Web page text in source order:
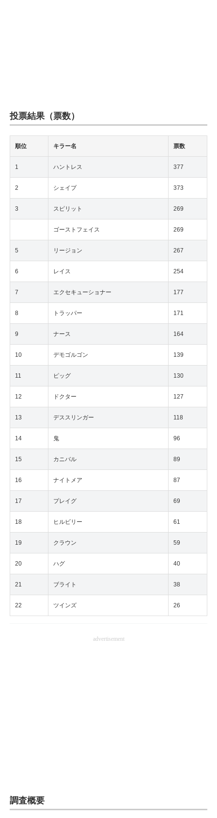
ちょっと気になるネットの話題
投票結果（票数）
順位 キラー名 票数
1 ハントレス 377
2 シェイプ 373
3 スピリット 269
ゴーストフェイス 269
5 リージョン 267
6 レイス 254
7 エクセキューショナー 177
8 トラッパー 171
9 ナース 164
10 デモゴルゴン 139
11 ピッグ 130
12 ドクター 127
13 デススリンガー 118
14 鬼 96
15 カニバル 89
16 ナイトメア 87
17 プレイグ 69
18 ヒルビリー 61
19 クラウン 59
20 ハグ 40
21 ブライト 38
22 ツインズ 26
advertisement
調査概要